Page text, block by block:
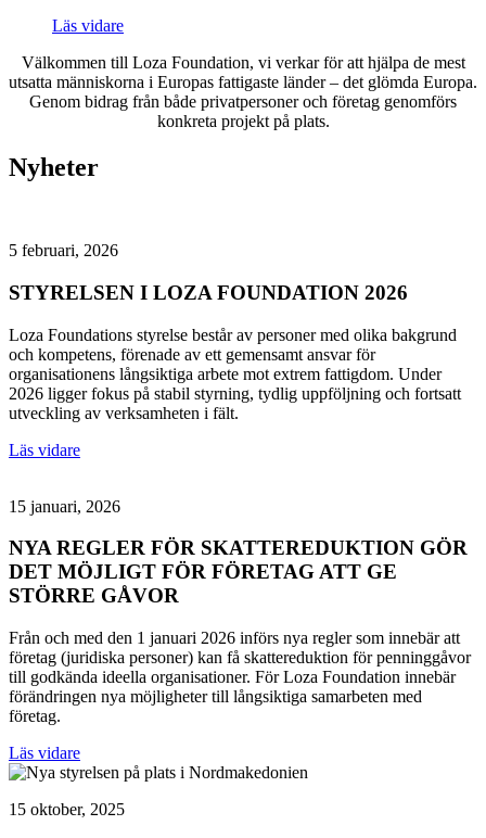
Läs vidare
Välkommen till Loza Foundation, vi verkar för att hjälpa de mest
utsatta människorna i Europas fattigaste länder – det glömda Europa.
Genom bidrag från både privatpersoner och företag genomförs
konkreta projekt på plats.
Nyheter
5 februari, 2026
STYRELSEN I LOZA FOUNDATION 2026
Loza Foundations styrelse består av personer med olika bakgrund
och kompetens, förenade av ett gemensamt ansvar för
organisationens långsiktiga arbete mot extrem fattigdom. Under
2026 ligger fokus på stabil styrning, tydlig uppföljning och fortsatt
utveckling av verksamheten i fält.
Läs vidare
15 januari, 2026
NYA REGLER FÖR SKATTEREDUKTION GÖR
DET MÖJLIGT FÖR FÖRETAG ATT GE
STÖRRE GÅVOR
Från och med den 1 januari 2026 införs nya regler som innebär att
företag (juridiska personer) kan få skattereduktion för penninggåvor
till godkända ideella organisationer. För Loza Foundation innebär
förändringen nya möjligheter till långsiktiga samarbeten med
företag.
Läs vidare
15 oktober, 2025